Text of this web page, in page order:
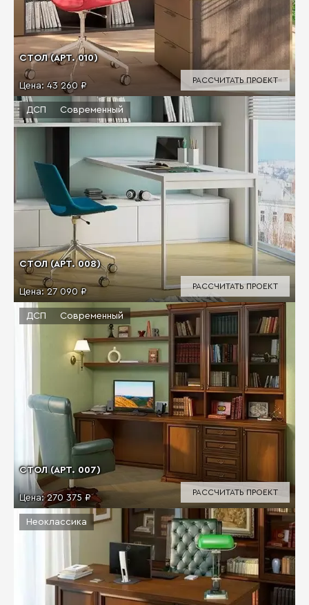
СТОЛ (АРТ. 010)
Цена:43 260 ₽
РАССЧИТАТЬ ПРОЕКТ
СТОЛ (АРТ. 008)
Цена: 27 090 ₽
ДСП Современный
РАССЧИТАТЬ ПРОЕКТ
СТОЛ (АРТ. 007)
Цена:270 375 ₽
ДСП Современный
РАССЧИТАТЬ ПРОЕКТ
Неоклассика